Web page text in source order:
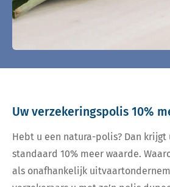
Uw verzekeringspolis 10%
Hebt u een natura-polis? Dan krijgt
standaard 10% meer waarde.
als onafhankelijk